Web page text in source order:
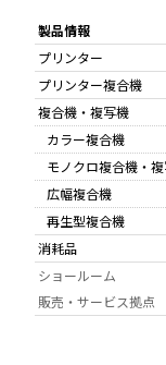
製品情報
プリンター
プリンター複合機
複合機・複写機
カラー複合機
モノクロ複合機・
広幅複合機
再生型複合機
消耗品
ショールーム
販売・サービス拠点